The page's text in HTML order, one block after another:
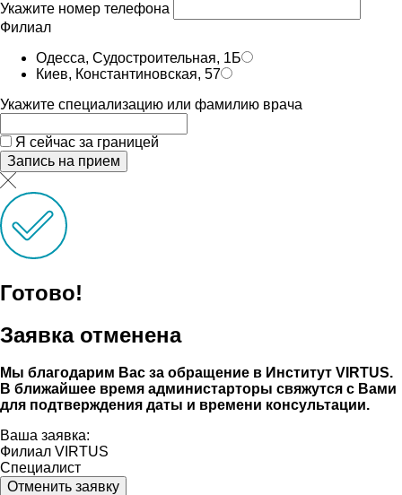
Укажите номер телефона
Филиал
Одесса, Судостроительная, 1Б
Киев, Константиновская, 57
Укажите специализацию или фамилию врача
Я сейчас за границей
Запись на прием
Готово!
Заявка отменена
Мы благодарим Вас за обращение в Институт VIRTUS.
В ближайшее время администарторы свяжутся с Вами
для подтверждения даты и времени консультации.
Ваша заявка:
Филиал VIRTUS
Специалист
Отменить заявку